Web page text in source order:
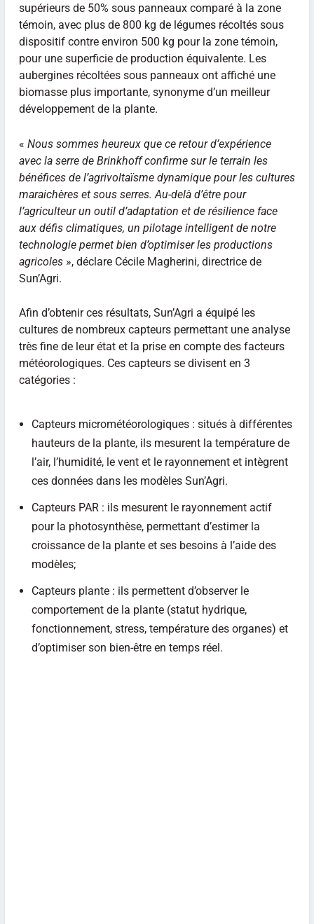
supérieurs de 50% sous panneaux comparé à la zone
témoin, avec plus de 800 kg de légumes récoltés sous
dispositif contre environ 500 kg pour la zone témoin,
pour une superficie de production équivalente. Les
aubergines récoltées sous panneaux ont affiché une
biomasse plus importante, synonyme d’un meilleur
développement de la plante.
« Nous sommes heureux que ce retour d’expérience
avec la serre de Brinkhoff confirme sur le terrain les
bénéfices de l’agrivoltaïsme dynamique pour les cultures
maraichères et sous serres. Au-delà d’être pour
l’agriculteur un outil d’adaptation et de résilience face
aux défis climatiques, un pilotage intelligent de notre
technologie permet bien d’optimiser les productions
agricoles», déclare Cécile Magherini, directrice de
Sun’Agri.
Afin d’obtenir ces résultats, Sun’Agri a équipé les
cultures de nombreux capteurs permettant une analyse
très fine de leur état et la prise en compte des facteurs
météorologiques. Ces capteurs se divisent en 3
catégories :
Capteurs micrométéorologiques : situés à différentes
hauteurs de la plante, ils mesurent la température de
l’air, l’humidité, le vent et le rayonnement et intègrent
ces données dans les modèles Sun’Agri.
Capteurs PAR : ils mesurent le rayonnement actif
pour la photosynthèse, permettant d’estimer la
croissance de la plante et ses besoins à l’aide des
modèles;
Capteurs plante : ils permettent d’observer le
comportement de la plante (statut hydrique,
fonctionnement, stress, température des organes) et
d’optimiser son bien-être en temps réel.